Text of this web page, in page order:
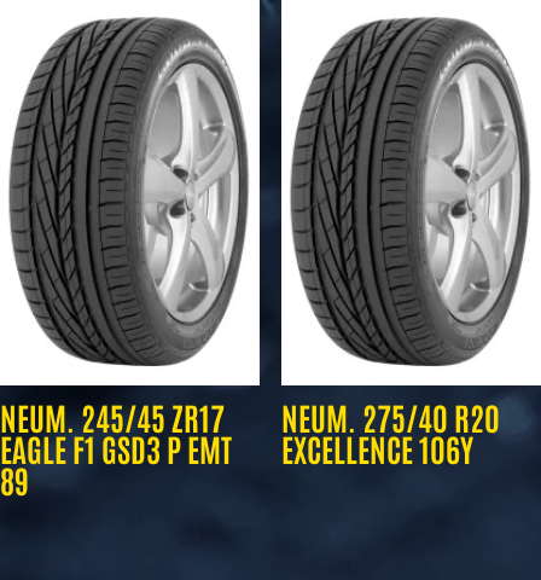
NEUM. 245/45 ZR17
EAGLE F1 GSD3 P EMT
89
NEUM. 275/40 R20
EXCELLENCE 106Y